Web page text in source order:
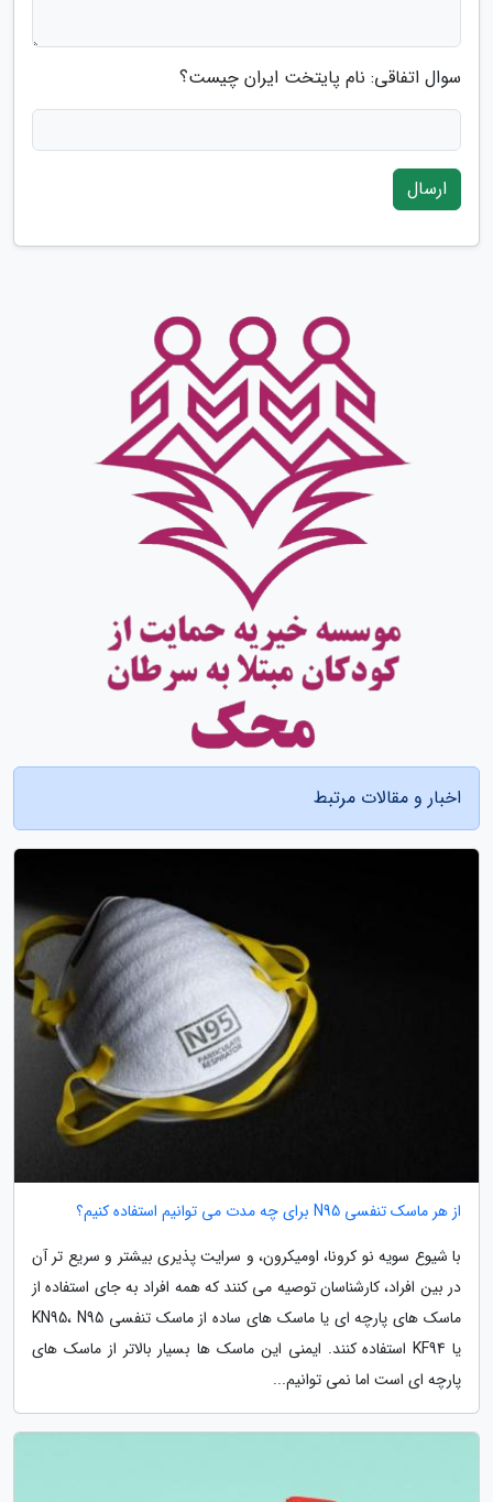
سوال اتفاقی: نام پایتخت ایران چیست؟
ارسال
اخبار و مقالات مرتبط
از هر ماسک تنفسی N95 برای چه مدت می توانیم استفاده کنیم؟
با شیوع سویه نو کرونا، اومیکرون، و سرایت پذیری بیشتر و سریع تر آن
در بین افراد، کارشناسان توصیه می کنند که همه افراد به جای استفاده از
ماسک های پارچه ای یا ماسک های ساده از ماسک تنفسی KN95، N95
یا KF94 استفاده کنند. ایمنی این ماسک ها بسیار بالاتر از ماسک های
پارچه ای است اما نمی توانیم...